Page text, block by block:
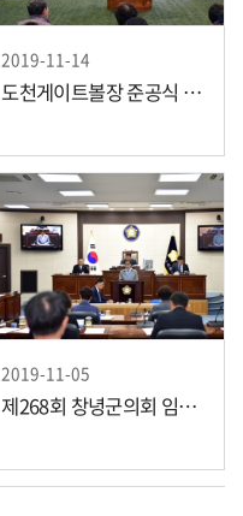
2019-11-14
도천게이트볼장 준공식 참석 및 군민격려
2019-11-05
제268회 창녕군의회 임시회 제1차 본회의 개회